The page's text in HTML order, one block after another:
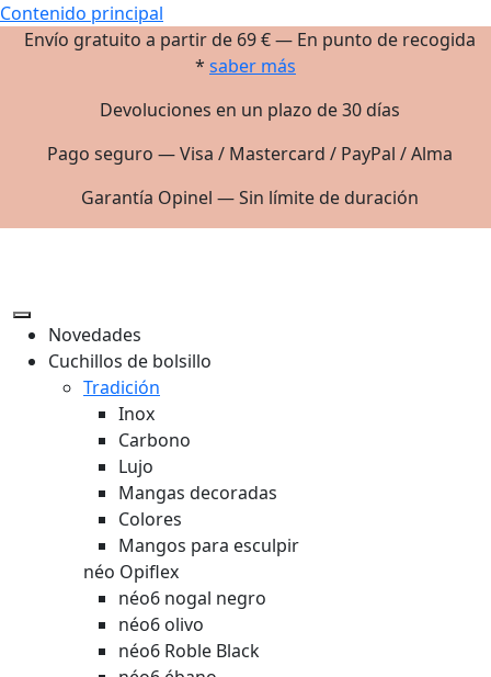
Contenido principal
Envío gratuito a partir de 69 € — En punto de recogida
* saber más
Devoluciones en un plazo de 30 días
Pago seguro — Visa / Mastercard / PayPal / Alma
Garantía Opinel — Sin límite de duración
Novedades
Cuchillos de bolsillo
Tradición
Inox
Carbono
Lujo
Mangas decoradas
Colores
Mangos para esculpir
néo Opiflex
néo6 nogal negro
néo6 olivo
néo6 Roble Black